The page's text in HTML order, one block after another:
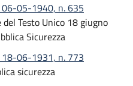
06-05-1940, n. 635
Testo Unico 18 giugno
Sicurezza
18-06-1931, n. 773
sicurezza